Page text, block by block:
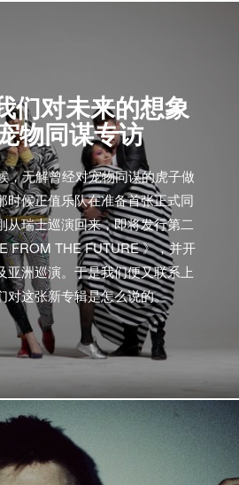
们对未来的想象
同谋专访
，无解曾经对宠物同谋的虎子做
时候正值乐队在准备首张正式同
从瑞士巡演回来，即将发行第二
FROM THE FUTURE 》，并开
亚洲巡演。于是我们便又联系上
对这张新专辑是怎么说的。